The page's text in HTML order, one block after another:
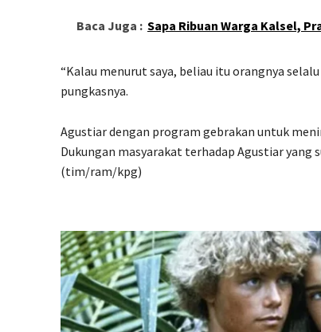
Baca Juga : Sapa Ribuan Warga Kalsel,
“Kalau menurut saya, beliau itu orangnya
pungkasnya.
Agustiar dengan program gebrakan untuk
Dukungan masyarakat terhadap Agustiar
(tim/ram/kpg)